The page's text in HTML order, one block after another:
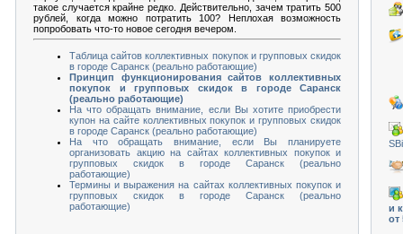
такое случается крайне редко. Действительно, зачем тратить 500
рублей, когда можно потратить 100? Неплохая возможность
попробовать что-то новое сегодня вечером.
Таблица сайтов коллективных покупок и групповых скидок
в городе Саранск (реально работающие)
Принцип функционирования сайтов коллективных
покупок и групповых скидок в городе Саранск
(реально работающие)
На что обращать внимание, если Вы хотите приобрести
купон на сайте коллективных покупок и групповых скидок
в городе Саранск (реально работающие)
На что обращать внимание, если Вы планируете
организовать акцию на сайтах коллективных покупок и
групповых скидок в городе Саранск (реально
работающие)
Термины и выражения на сайтах коллективных покупок и
групповых скидок в городе Саранск (реально
работающие)
и
от